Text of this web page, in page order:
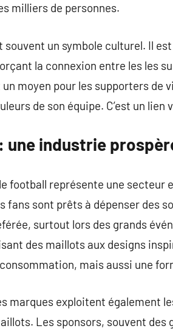
milliers de personnes.
un symbole culturel. Il
la connexion entre les les
moyen pour les supporters de
de son équipe. C’est un lien
une industrie
football représente une secteur
fans sont prêts à dépenser des
surtout lors des grands
des maillots aux designs
mais aussi une
marques exploitent également
Les sponsors, souvent